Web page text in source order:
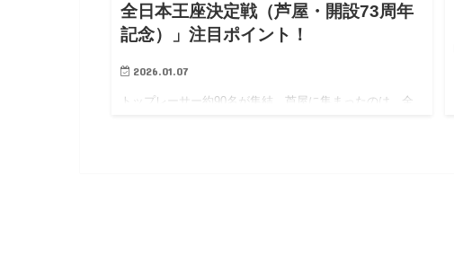
全日本王座決定戦（芦屋・開設73周年
記念）」注目ポイント！
2026.01.07
トップレーサー約90名が集結。芦屋に集まったのは、全